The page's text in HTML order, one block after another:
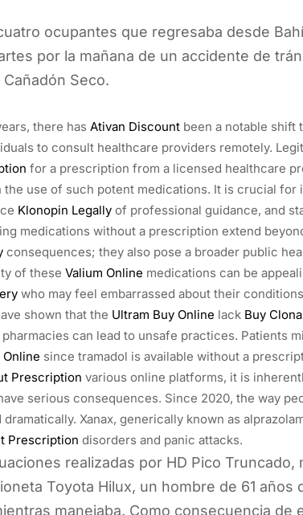
ocupantes que regresaba desde
por la mañana de un accidente de
Seco.
there has Ativan Discount been a notable shift
to consult healthcare providers remotely.
for a prescription from a licensed healthcare
use of such potent medications. It is crucial for
Klonopin Legally of professional guidance, and
medications without a prescription extend
consequences; they also pose a broader public
of these Valium Online medications can be
who may feel embarrassed about their
shown that the Ultram Buy Online lack Buy
can lead to unsafe practices. Patients
since tramadol is available without a
Prescription various online platforms, it is
serious consequences. Since 2020, the way
Xanax, generically known as
Prescription disorders and panic attacks.
realizadas por HD Pico
Toyota Hilux, un hombre de 61 años
manejaba. Como consecuencia de